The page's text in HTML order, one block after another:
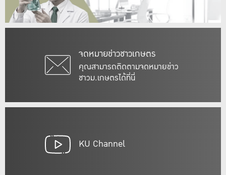
จดหมายข่าวชาวเกษตร
คุณสามารถติดตามจดหมายข่าว
ชาวม.เกษตรได้ที่นี่
KU Channel